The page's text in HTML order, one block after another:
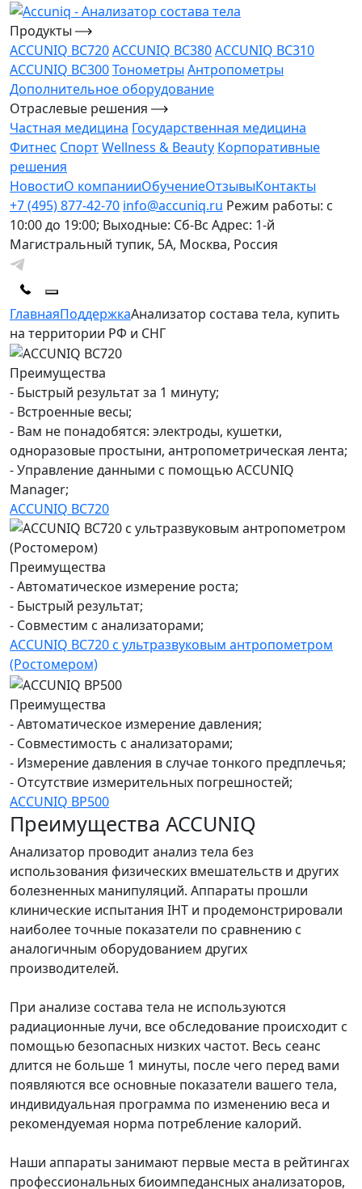
Продукты
ACCUNIQ BC720ACCUNIQ BC380ACCUNIQ BC310
ACCUNIQ BC300Тонометры Антропометры
Дополнительное оборудование
Отраслевые решения
Частная медицина Государственная медицина
Фитнес СпортWellness & Beauty Корпоративные
решения
НовостиО компанииОбучениеОтзывыКонтакты
+7 (495) 877-42-70 info@accuniq.ru Режим работы: с
10:00 до 19:00; Выходные: Сб-Вс Адрес: 1-й
Магистральный тупик, 5А, Москва, Россия
ГлавнаяПоддержкаАнализатор состава тела, купить
на территории РФ и СНГ
Преимущества
- Быстрый результат за 1 минуту;
- Встроенные весы;
- Вам не понадобятся: электроды, кушетки,
одноразовые простыни, антропометрическая лента;
- Управление данными с помощью ACCUNIQ
Manager;
ACCUNIQ BC720
Преимущества
- Автоматическое измерение роста;
- Быстрый результат;
- Совместим с анализаторами;
ACCUNIQ BC720 с ультразвуковым антропометром
(Ростомером)
Преимущества
- Автоматическое измерение давления;
- Совместимость с анализаторами;
- Измерение давления в случае тонкого предплечья;
- Отсутствие измерительных погрешностей;
ACCUNIQ BP500
Преимущества ACCUNIQ
Анализатор проводит анализ тела без
использования физических вмешательств и других
болезненных манипуляций. Аппараты прошли
клинические испытания IHT и продемонстрировали
наиболее точные показатели по сравнению с
аналогичным оборудованием других
производителей.
При анализе состава тела не используются
радиационные лучи, все обследование происходит с
помощью безопасных низких частот. Весь сеанс
длится не больше 1 минуты, после чего перед вами
появляются все основные показатели вашего тела,
индивидуальная программа по изменению веса и
рекомендуемая норма потребление калорий.
Наши аппараты занимают первые места в рейтингах
профессиональных биоимпедансных анализаторов,